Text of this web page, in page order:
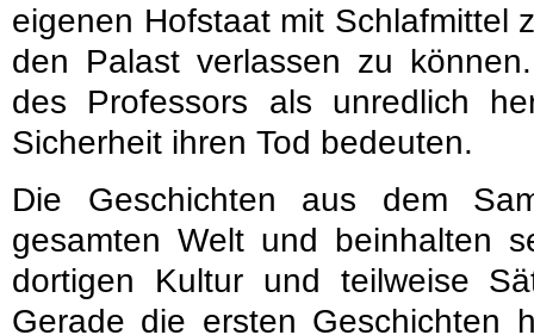
eigenen Hofstaat mit Schlafmittel
den Palast verlassen zu
des Professors als unredlich
Sicherheit ihren Tod bedeuten.
Die Geschichten aus dem
gesamten Welt und beinhalten
dortigen Kultur und teilweise
Gerade die ersten Geschichten